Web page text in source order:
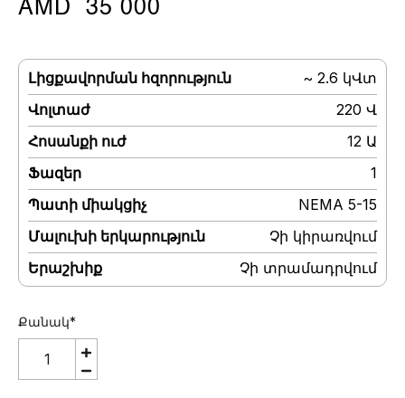
AMD 35 000
Լիցքավորման հզորություն
~ 2.6 կՎտ
Վոլտաժ
220 Վ
Հոսանքի ուժ
12 Ա
Ֆազեր
1
Պատի միակցիչ
NEMA 5-15
Մալուխի երկարություն
Չի կիրառվում
Երաշխիք
Չի տրամադրվում
Քանակ*